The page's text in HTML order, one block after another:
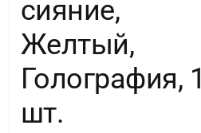
сияние,
Желтый,
Голография, 1
шт.